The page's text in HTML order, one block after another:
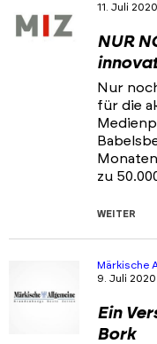
11. Juli 2020
NUR
Nur
für die
zu
WEITER
Märkische
9. Juli 2020
Ein
Bork